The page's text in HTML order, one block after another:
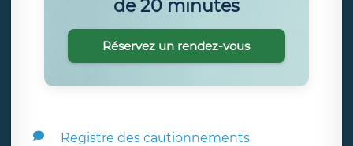
Registre des cautionnements
de 20 minutes
Réservez un rendez-vous